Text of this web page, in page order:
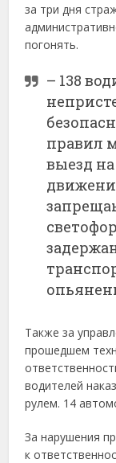
за три дня
погонять.
– 138
правил
выезд
Также за
прошедшем
водителей
рулем. 14
За нарушения
к